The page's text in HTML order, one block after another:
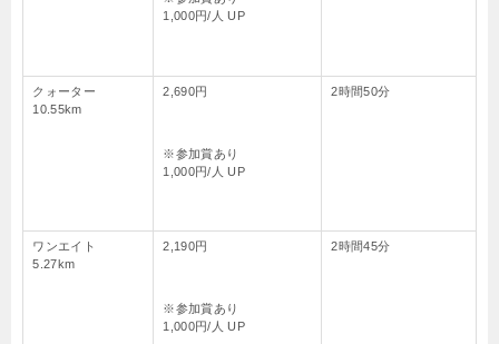
1,000円/人 UP
クォーター
10.55km
2,690円
※参加賞あり
1,000円/人 UP
2時間50分
ワンエイト
5.27km
2,190円
※参加賞あり
1,000円/人 UP
2時間45分